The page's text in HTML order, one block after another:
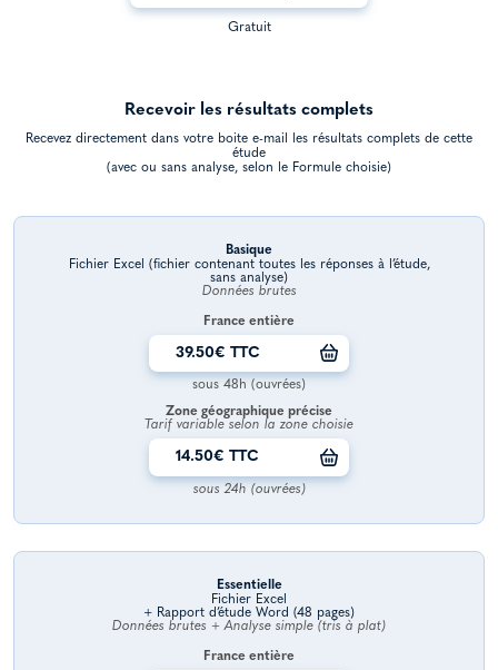
Gratuit
Recevoir les résultats complets
Recevez directement dans votre boite e-mail les résultats complets de cette
étude
(avec ou sans analyse, selon le Formule choisie)
Basique
Fichier Excel (fichier contenant toutes les réponses à l’étude,
sans analyse)
Données brutes
France entière
39.50€ TTC
sous 48h (ouvrées)
Zone géographique précise
Tarif variable selon la zone choisie
14.50€ TTC
sous 24h (ouvrées)
Essentielle
Fichier Excel
+ Rapport d’étude Word (48 pages)
Données brutes + Analyse simple (tris à plat)
France entière